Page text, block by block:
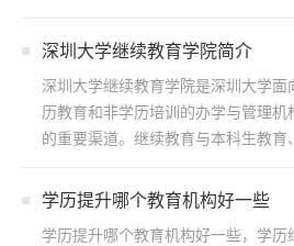
深圳大学继续教育学院简介
深圳大学继续教育学院是深圳大学
历教育和非学历培训的办学与管理
的重要渠道。继续教育与本科生教
学历提升哪个教育机构好一些
学历提升哪个教育机构好一些，学